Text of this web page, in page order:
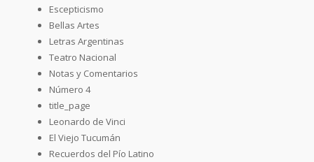
Escepticismo
Bellas Artes
Letras Argentinas
Teatro Nacional
Notas y Comentarios
Número 4
title_page
Leonardo de Vinci
El Viejo Tucumán
Recuerdos del Pío Latino